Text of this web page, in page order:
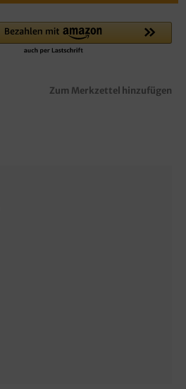
Zum Merkzettel hinzufügen